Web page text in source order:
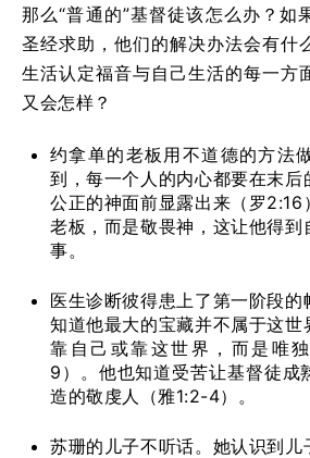
那么“普通的”基督徒该怎么办？如
圣经求助，他们的解决办法会有什
生活认定福音与自己生活的每一方
又会怎样？
约拿单的老板用不道德的方法
到，每一个人的内心都要在末后
公正的神面前显露出来（罗2:16
老板，而是敬畏神，这让他得到
事。
医生诊断彼得患上了第一阶段
知道他最大的宝藏并不属于这世
靠自己或靠这世界，而是唯
9）。他也知道受苦让基督徒成
造的敬虔人（雅1:2-4）。
苏珊的儿子不听话。她认识到儿